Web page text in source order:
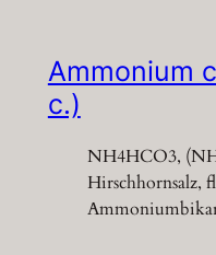
Ammonium
c.)
NH4HCO3,
Hirschhornsalz,